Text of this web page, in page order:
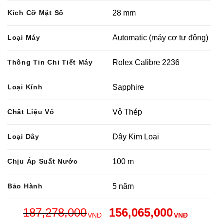
Kích Cỡ Mặt Số 28 mm
Loại Máy Automatic (máy cơ tự động)
Thông Tin Chi Tiết Máy Rolex Calibre 2236
Loại Kính Sapphire
Chất Liệu Vỏ Vỏ Thép
Loại Dây Dây Kim Loại
Chịu Áp Suất Nước 100 m
Bảo Hành 5 năm
187,278,000VNĐ 156,065,000VNĐ